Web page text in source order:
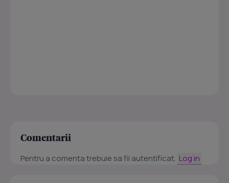
Comentarii
Pentru a comenta trebuie sa fii autentificat. Log in